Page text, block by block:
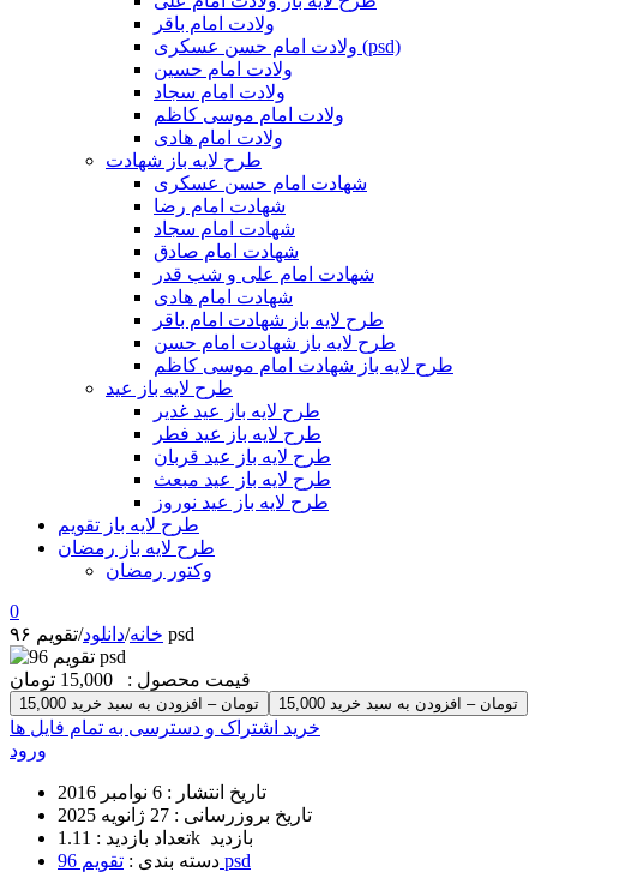
ولادت امام باقر
ولادت امام حسن عسکری (psd)
ولادت امام حسین
ولادت امام سجاد
ولادت امام موسی کاظم
ولادت امام هادی
طرح لایه باز شهادت
شهادت امام حسن عسکری
شهادت امام رضا
شهادت امام سجاد
شهادت امام صادق
شهادت امام علی و شب قدر
شهادت امام هادی
طرح لایه باز شهادت امام باقر
طرح لایه باز شهادت امام حسن
طرح لایه باز شهادت امام موسی کاظم
طرح لایه باز عید
طرح لایه باز عید غدیر
طرح لایه باز عید فطر
طرح لایه باز عید قربان
طرح لایه باز عید مبعث
طرح لایه باز عید نوروز
طرح لایه باز تقویم
طرح لایه باز رمضان
وکتور رمضان
0
خانه/دانلود/ تقویم ۹۶ psd
قیمت محصول : 15,000 تومان
15,000 تومان – افزودن به سبد خرید
خرید اشتراک و دسترسی به تمام فایل ها
ورود
تاریخ انتشار : 6 نوامبر 2016
تاریخ بروزرسانی : 27 ژانویه 2025
تعداد بازدید :
1.11k بازدید
دسته بندی : تقویم 96 psd